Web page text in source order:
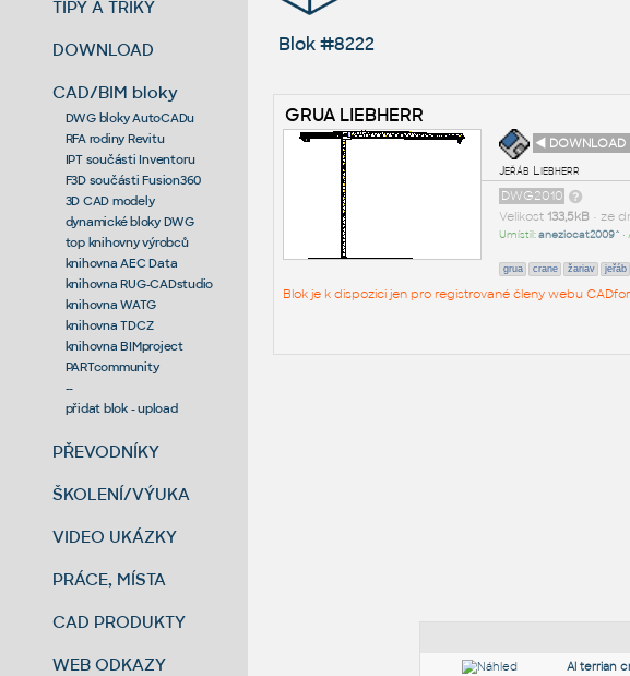
TIPY A TRIKY
DOWNLOAD
CAD/BIM bloky
DWG bloky AutoCADu
RFA rodiny Revitu
IPT součásti Inventoru
F3D součásti Fusion360
3D CAD modely
dynamické bloky DWG
top knihovny výrobců
knihovna AEC Data
knihovna RUG-CADstudio
knihovna WATG
knihovna TDCZ
knihovna BIMproject
PARTcommunity
--
přidat blok - upload
PŘEVODNÍKY
ŠKOLENÍ/VÝUKA
VIDEO UKÁZKY
PRÁCE, MÍSTA
CAD PRODUKTY
WEB ODKAZY
Blok #8222
GRUA LIEBHERR
◄ DOWNLOAD
Jeřáb Liebherr
DWG2010
Velikost 133,5kB• ze
Umístil:aneziocat2009^
grua crane žariav jeřáb
Blok je k dispozici jen pro registrované členy webu